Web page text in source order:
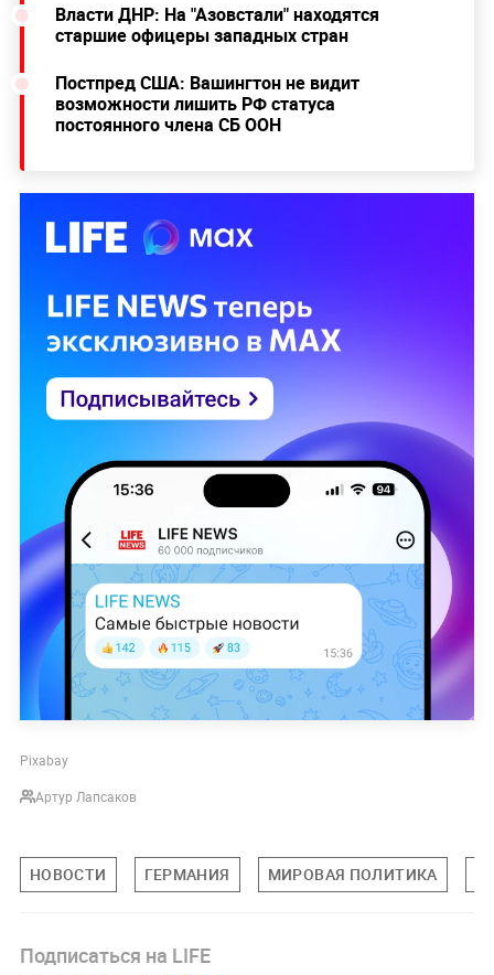
Власти ДНР: На "Азовстали" находятся
старшие офицеры западных стран
Постпред США: Вашингтон не видит
возможности лишить РФ статуса
постоянного члена СБ ООН
Pixabay
Артур Лапсаков
НОВОСТИ ГЕРМАНИЯ МИРОВАЯ ПОЛИТИКА
Подписаться на LIFE